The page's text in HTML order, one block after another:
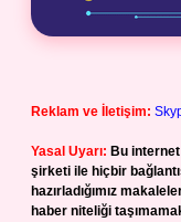
Reklam ve İletişim:
Yasal Uyarı: Bu
şirketi ile hiçbir
hazırladığımız
haber niteliği